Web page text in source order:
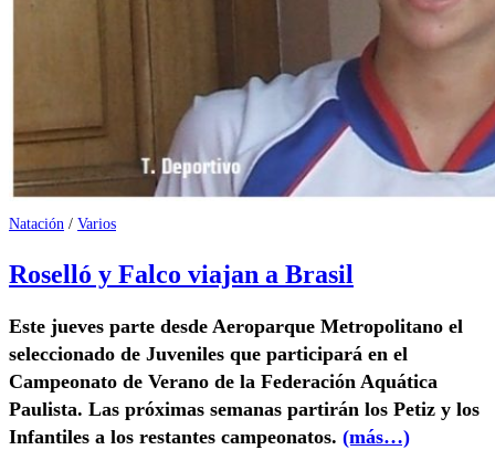
Natación / Varios
Roselló y Falco viajan a Brasil
Este jueves parte desde Aeroparque Metropolitano el
seleccionado de Juveniles que participará en el
Campeonato de Verano de la Federación Aquática
Paulista. Las próximas semanas partirán los Petiz y los
Infantiles a los restantes campeonatos. (más…)